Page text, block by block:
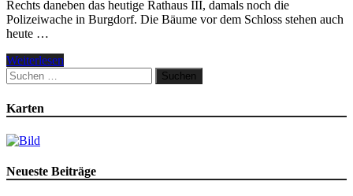
Rechts daneben das heutige Rathaus III, damals noch die
Polizeiwache in Burgdorf. Die Bäume vor dem Schloss stehen auch
heute …
Weiterlesen
Suchen
nach:
Karten
Neueste Beiträge